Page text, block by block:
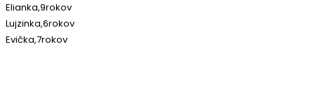
Elianka,9rokov
Lujzinka,6rokov
Evička,7rokov